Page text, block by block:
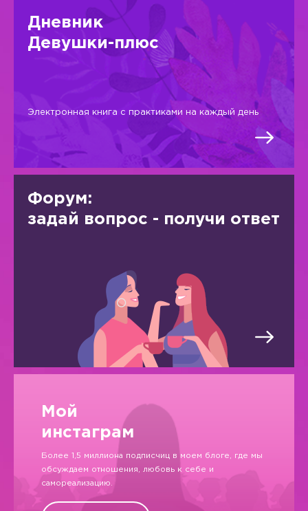
Дневник
Девушки-плюс
Электронная книга с практиками на каждый день
Форум:
задай вопрос - получи ответ
Мой
инстаграм
Более 1,5 миллиона подписчиц в моем блоге, где мы
обсуждаем отношения, любовь к себе и
самореализацию.